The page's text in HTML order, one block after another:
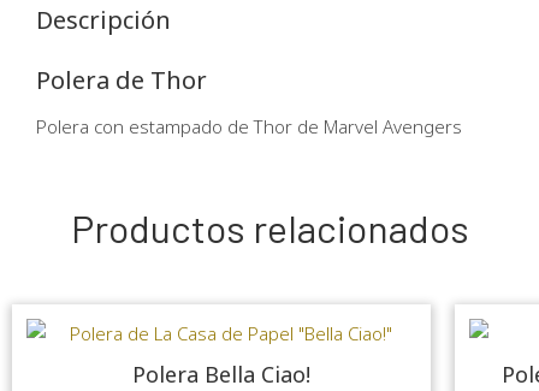
Descripción
Polera de Thor
Polera con estampado de Thor de Marvel Avengers
Productos relacionados
Polera Bella Ciao!